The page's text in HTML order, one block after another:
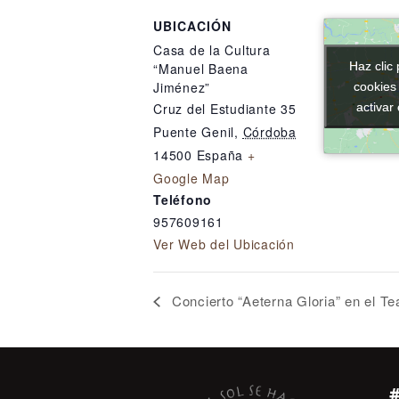
UBICACIÓN
Casa de la Cultura
“Manuel Baena
Jiménez”
Cruz del Estudiante 35
Puente Genil, Córdoba
14500 España +
Google Map
Teléfono
957609161
Ver Web del Ubicación
Haz clic
activar
Haz clic
activar
Concierto “Aeterna Gloria” en el